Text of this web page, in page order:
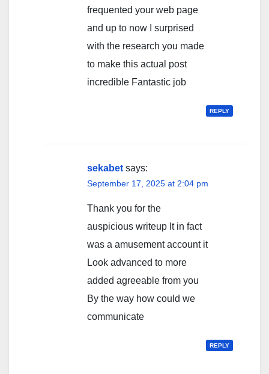
frequented your web page
and up to now I surprised
with the research you made
to make this actual post
incredible Fantastic job
REPLY
sekabet says:
September 17, 2025 at 2:04 pm
Thank you for the
auspicious writeup It in fact
was a amusement account it
Look advanced to more
added agreeable from you
By the way how could we
communicate
REPLY